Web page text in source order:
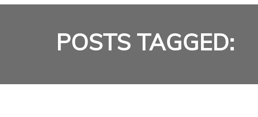
POSTS TAGGED: